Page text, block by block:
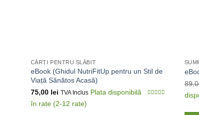
CĂRȚI PENTRU SLĂBIT
eBook (Ghidul NutriFitUp pentru un Stil de
Viață Sănătos Acasă)
75,00 lei TVA Inclus